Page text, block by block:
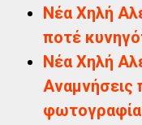
Νέα Χηλή
ποτέ
Νέα Χηλή
Αναμνήσεις
φωτογραφία